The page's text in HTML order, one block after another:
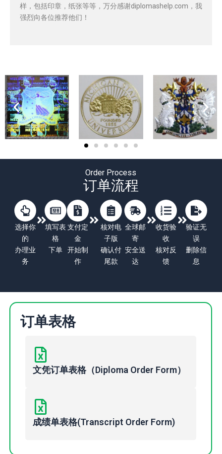
样，包括印章，纸张等等，万分感谢diplomashelp.com，我
强烈向各位推荐他们！
Order Process
订单流程
选择你
的
办理业
务
填写表
格
下单
支付定
金
开始制
作
核对电
子版
确认付
尾款
全球邮
寄
安全送
达
收货验
收
核对反
馈
验证无
误
删除信
息
订单表格
文凭订单表格（Diploma Order Form）
成绩单表格(Transcript Order Form)